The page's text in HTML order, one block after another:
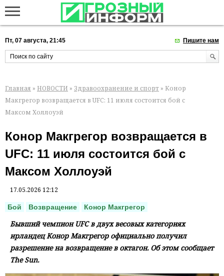
Пт, 07 августа, 21:45 Пишите нам
Главная » НОВОСТИ » Здравоохранение и спорт » Конор
Макгрегор возвращается в UFC: 11 июля состоится бой с
Максом Холлоуэй
Конор Макгрегор возвращается в
UFC: 11 июля состоится бой с
Максом Холлоуэй
17.05.2026 12:12
Бой Возвращение Конор Макгрегор
Бывший чемпион UFC в двух весовых категориях
ирландец Конор Макгрегор официально получил
разрешение на возвращение в октагон. Об этом сообщает
The Sun.